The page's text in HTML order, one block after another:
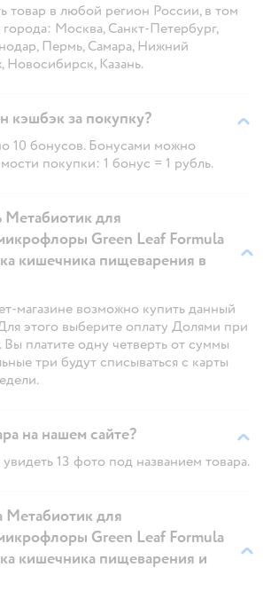
товар в любой регион России, в том
Москва, Санкт-Петербург,
Пермь, Самара, Нижний
Казань.
кэшбэк за покупку?
10 бонусов. Бонусами можно
покупки: 1 бонус = 1 рубль.
для
Green Leaf Formula
кишечника пищеварения в
магазине возможно купить данный
этого выберите оплату Долями при
платите одну четверть от суммы
три будут списываться с карты
на нашем сайте?
13 фото под названием товара.
Метабиотик для
Green Leaf Formula
кишечника пищеварения и